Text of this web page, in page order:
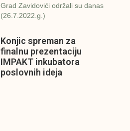
Grad Zavidovići održali su danas
(26.7.2022.g.)
Konjic spreman za
finalnu prezentaciju
IMPAKT inkubatora
poslovnih ideja